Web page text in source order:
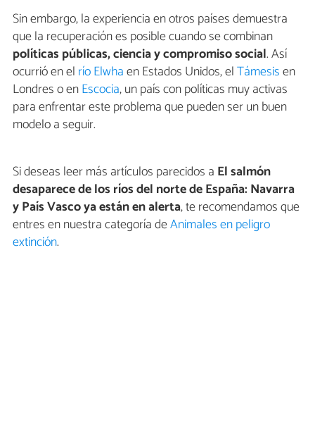
Sin embargo, la experiencia en otros países demuestra
que la recuperación es posible cuando se combinan
políticas públicas, ciencia y compromiso social. Así
ocurrió en el río Elwhaen Estados Unidos, elTámesisen
Londres o enEscocia, un país con políticas muy activas
para enfrentar este problema que pueden ser un buen
modelo a seguir.
Si deseas leer más artículos parecidos a El salmón
desaparece de los ríos del norte de España: Navarra
y País Vasco ya están en alerta, te recomendamos que
entres en nuestra categoría deAnimales en peligro
extinción.